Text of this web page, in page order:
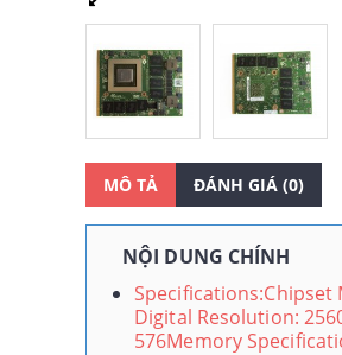
MÔ TẢ ĐÁNH GIÁ (0)
NỘI DUNG CHÍNH
Digital Resolution:
576Memory